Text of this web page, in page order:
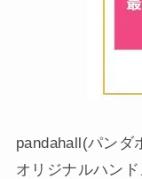
pandahall(パンダ
オリジナルハン